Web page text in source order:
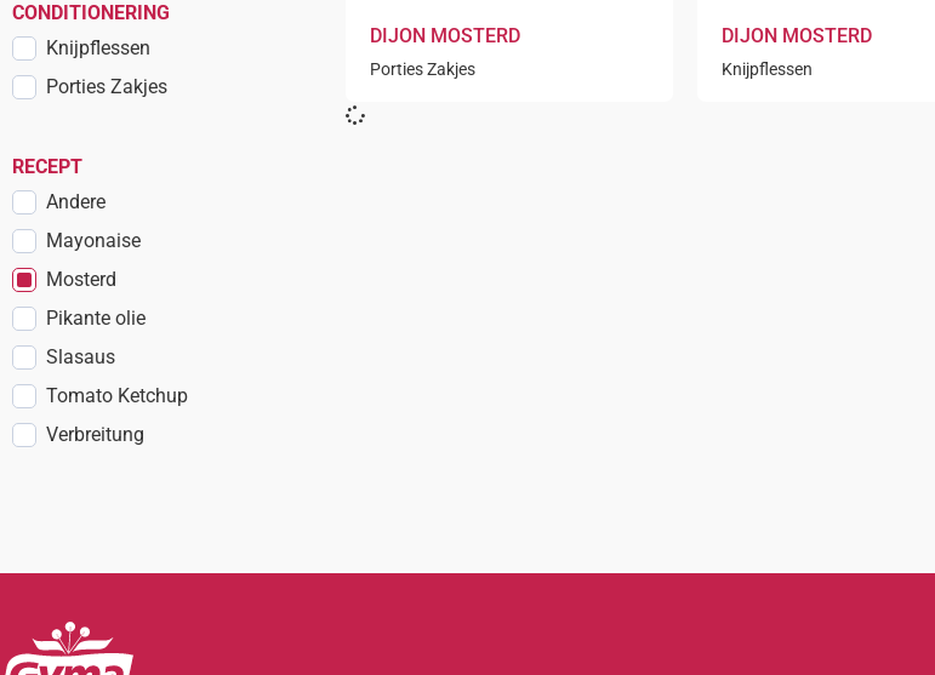
CONDITIONERING
Knijpflessen
Porties Zakjes
RECEPT
Andere
Mayonaise
Mosterd
Pikante olie
Slasaus
Tomato Ketchup
Verbreitung
DIJON MOSTERD
Porties Zakjes
DIJON MOSTERD
Knijpflessen